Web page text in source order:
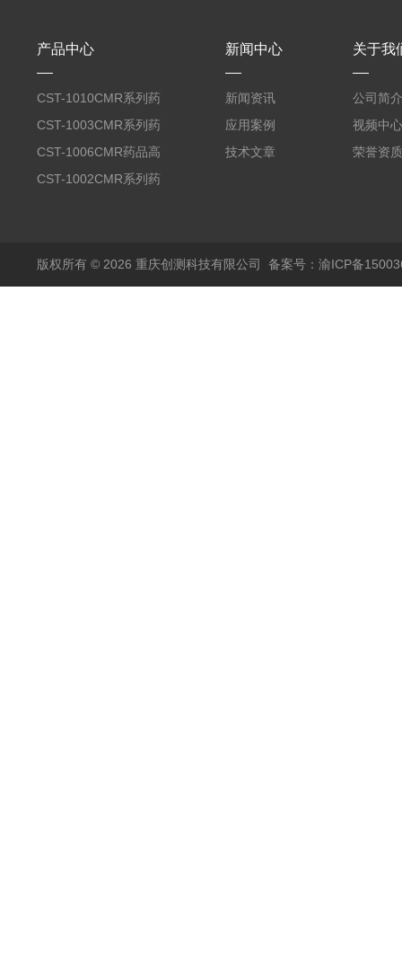
产品中心
CST-1010CMR系列药
品高温试验箱
CST-1003CMR系列药
品高温试验箱
CST-1006CMR药品高
温试验箱
CST-1002CMR系列药
新闻中心
新闻资讯
应用案例
技术文章
关于我
公司简介
视频中心
荣誉资质
版权所有 © 2026 重庆创测科技有限公司 备案号：渝ICP备